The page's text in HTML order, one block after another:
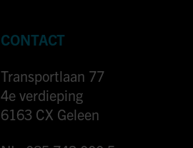
CONTACT
Transportlaan 77
4e verdieping
6163 CX Geleen